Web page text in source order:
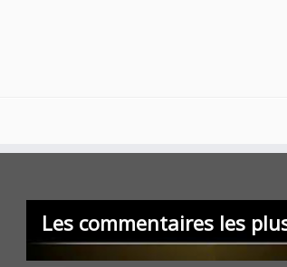
Les commentaires les